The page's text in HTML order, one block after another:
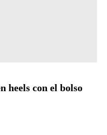
heels con el bolso